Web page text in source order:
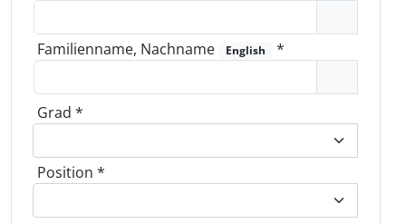
Familienname, Nachname English *
Grad *
Position *